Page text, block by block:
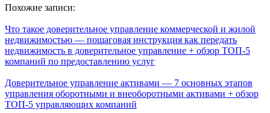
Похожие записи:
Что такое доверительное управление коммерческой и жилой
недвижимостью — пошаговая инструкция как передать
недвижимость в доверительное управление + обзор ТОП-5
компаний по предоставлению услуг
Доверительное управление активами — 7 основных этапов
управления оборотными и внеоборотными активами + обзор
ТОП-5 управляющих компаний